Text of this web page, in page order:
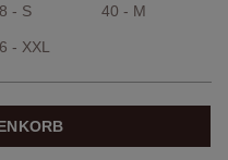
- S 40 - M
- XXL